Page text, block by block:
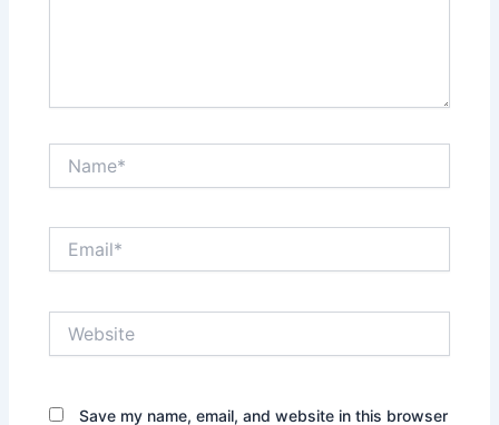
Save my name, email, and website in this browser